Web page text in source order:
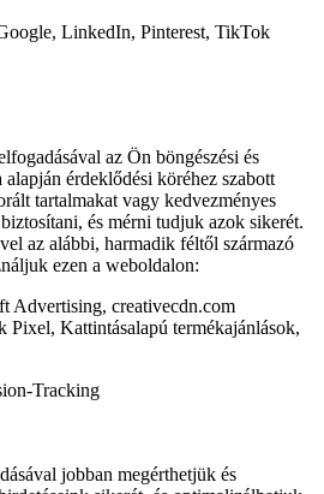
LinkedIn, Pinterest, TikTok
az Ön böngészési és
alapján érdeklődési köréhez szabott
tartalmakat vagy kedvezményes
és mérni tudjuk azok sikerét.
az alábbi, harmadik féltől származó
ezen a weboldalon:
Advertising, creativecdn.com
Kattintásalapú termékajánlások,
Tracking
jobban megérthetjük és